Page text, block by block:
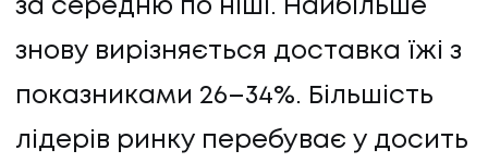
за середню по ніші. Найбільше
знову вирізняється доставка їжі з
показниками 26–34%. Більшість
лідерів ринку перебуває у досить